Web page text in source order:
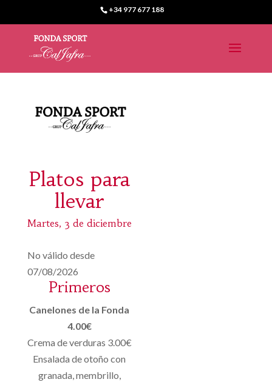
+34 977 677 188
Platos para
llevar
Martes, 3 de diciembre
No válido desde
07/08/2026
Primeros
Canelones de la Fonda
4.00€
Crema de verduras 3.00€
Ensalada de otoño con
granada, membrillo,